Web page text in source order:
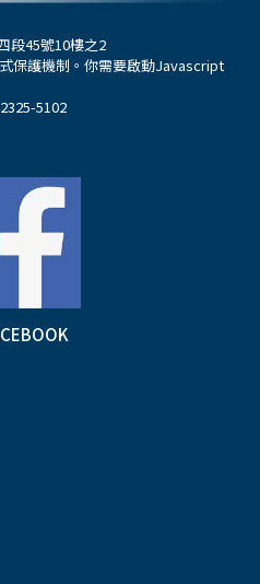
段45號10樓之2
保護機制。你需要啟動Javascript
5102